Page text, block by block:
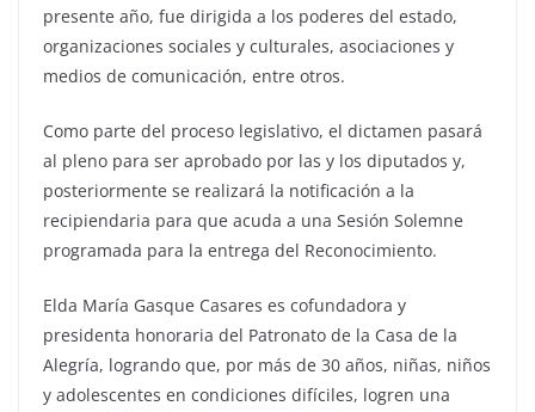
presente año, fue dirigida a los poderes del estado,
organizaciones sociales y culturales, asociaciones y
medios de comunicación, entre otros.
Como parte del proceso legislativo, el dictamen pasará
al pleno para ser aprobado por las y los diputados y,
posteriormente se realizará la notificación a la
recipiendaria para que acuda a una Sesión Solemne
programada para la entrega del Reconocimiento.
Elda María Gasque Casares es cofundadora y
presidenta honoraria del Patronato de la Casa de la
Alegría, logrando que, por más de 30 años, niñas, niños
y adolescentes en condiciones difíciles, logren una